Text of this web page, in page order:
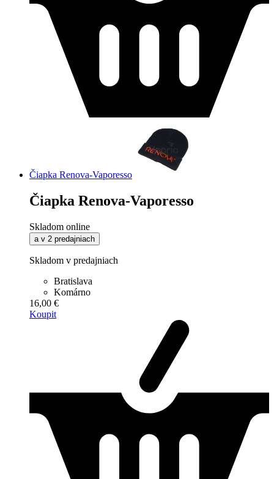
Čiapka Renova-Vaporesso
Čiapka Renova-Vaporesso
Skladom online
a v 2 predajniach
Skladom v predajniach
Bratislava
Komárno
16,00 €
Koupit